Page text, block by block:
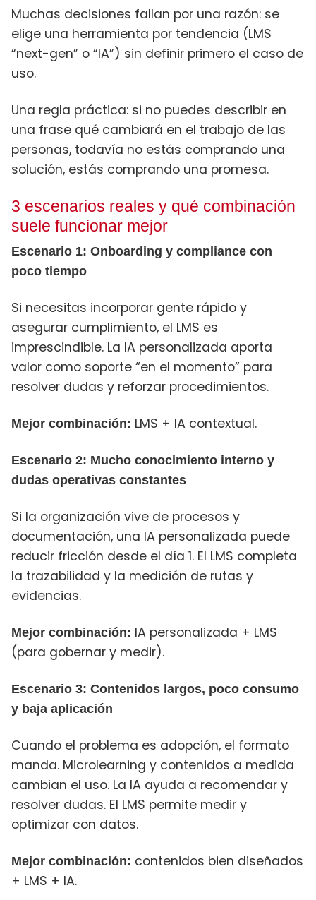
Muchas decisiones fallan por una razón: se
elige una herramienta por tendencia (LMS
“next-gen” o “IA”) sin definir primero el caso de
uso.
Una regla práctica: si no puedes describir en
una frase qué cambiará en el trabajo de las
personas, todavía no estás comprando una
solución, estás comprando una promesa.
3 escenarios reales y qué combinación
suele funcionar mejor
Escenario 1: Onboarding y compliance con
poco tiempo
Si necesitas incorporar gente rápido y
asegurar cumplimiento, el LMS es
imprescindible. La IA personalizada aporta
valor como soporte “en el momento” para
resolver dudas y reforzar procedimientos.
Mejor combinación: LMS + IA contextual.
Escenario 2: Mucho conocimiento interno y
dudas operativas constantes
Si la organización vive de procesos y
documentación, una IA personalizada puede
reducir fricción desde el día 1. El LMS completa
la trazabilidad y la medición de rutas y
evidencias.
Mejor combinación: IA personalizada + LMS
(para gobernar y medir).
Escenario 3: Contenidos largos, poco consumo
y baja aplicación
Cuando el problema es adopción, el formato
manda. Microlearning y contenidos a medida
cambian el uso. La IA ayuda a recomendar y
resolver dudas. El LMS permite medir y
optimizar con datos.
Mejor combinación: contenidos bien diseñados
+ LMS + IA.